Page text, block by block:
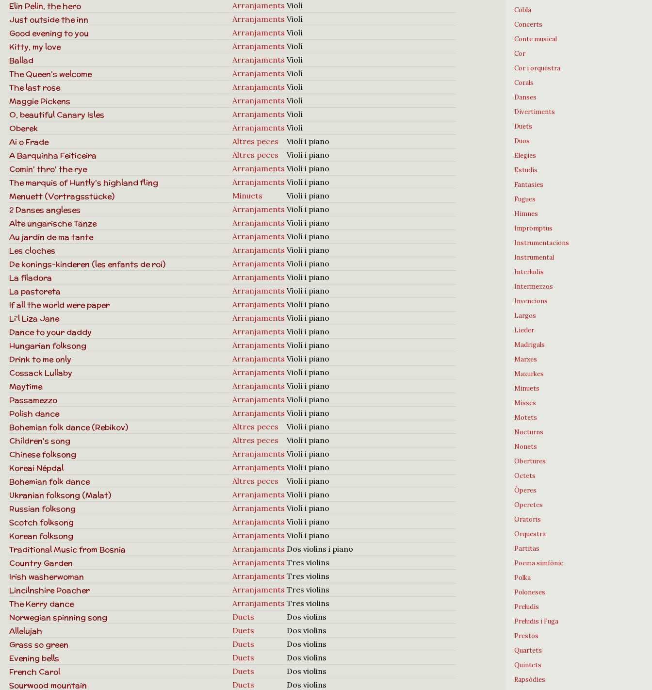
Elin Pelin, the hero Arranjaments Violí
Just outside the inn Arranjaments Violí
Good evening to you Arranjaments Violí
Kitty, my love Arranjaments Violí
Ballad Arranjaments Violí
The Queen's welcome Arranjaments Violí
The last rose Arranjaments Violí
Maggie Pickens Arranjaments Violí
O, beautiful Canary Isles Arranjaments Violí
Oberek Arranjaments Violí
Ai o Frade Altres peces Violí i piano
A Barquinha Feiticeira Altres peces Violí i piano
Comin' thro' the rye Arranjaments Violí i piano
The marquis of Huntly's highland fling Arranjaments Violí i piano
Menuett (Vortragsstücke) Minuets Violí i piano
2 Danses angleses Arranjaments Violí i piano
Alte ungarische Tänze Arranjaments Violí i piano
Au jardin de ma tante Arranjaments Violí i piano
Les cloches Arranjaments Violí i piano
De konings-kinderen (les enfants de roi) Arranjaments Violí i piano
La filadora Arranjaments Violí i piano
La pastoreta Arranjaments Violí i piano
If all the world were paper Arranjaments Violí i piano
Li'l Liza Jane Arranjaments Violí i piano
Dance to your daddy Arranjaments Violí i piano
Hungarian folksong Arranjaments Violí i piano
Drink to me only Arranjaments Violí i piano
Cossack Lullaby Arranjaments Violí i piano
Maytime Arranjaments Violí i piano
Passamezzo Arranjaments Violí i piano
Polish dance Arranjaments Violí i piano
Bohemian folk dance (Rebikov) Altres peces Violí i piano
Children's song Altres peces Violí i piano
Chinese folksong Arranjaments Violí i piano
Koreai Népdal Arranjaments Violí i piano
Bohemian folk dance Altres peces Violí i piano
Ukranian folksong (Malat) Arranjaments Violí i piano
Russian folksong Arranjaments Violí i piano
Scotch folksong Arranjaments Violí i piano
Korean folksong Arranjaments Violí i piano
Traditional Music from Bosnia Arranjaments Dos violins i piano
Country Garden Arranjaments Tres violins
Irish washerwoman Arranjaments Tres violins
Lincilnshire Poacher Arranjaments Tres violins
The Kerry dance Arranjaments Tres violins
Norwegian spinning song Duets Dos violins
Allelujah Duets Dos violins
Grass so green Duets Dos violins
Evening bells Duets Dos violins
French Carol Duets Dos violins
Sourwood mountain Duets Dos violins
Cobla
Concerts
Conte musical
Cor
Cor i orquestra
Corals
Danses
Divertiments
Duets
Duos
Elegies
Estudis
Fantasies
Fugues
Himnes
Impromptus
Instrumentacions
Instrumental
Interludis
Intermezzos
Invencions
Largos
Lieder
Madrigals
Marxes
Mazurkes
Minuets
Misses
Motets
Nocturns
Nonets
Obertures
Octets
Òperes
Operetes
Oratoris
Orquestra
Partitas
Poema simfònic
Polka
Poloneses
Preludis
Preludis i Fuga
Prestos
Quartets
Quintets
Rapsòdies